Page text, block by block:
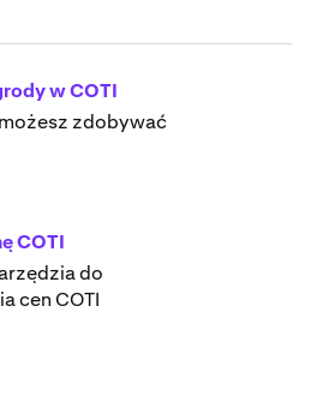
w COTI
zdobywać
COTI
do
cen COTI